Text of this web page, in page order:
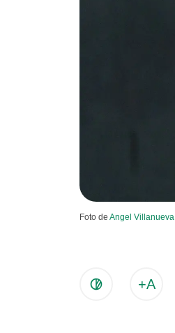
Foto de Angel Villanueva
+A